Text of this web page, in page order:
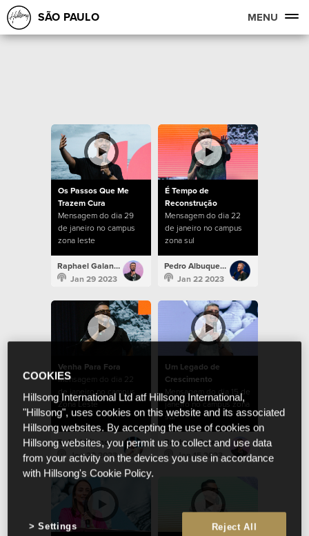
SÃO PAULO MENU
Os Passos Que Me
Trazem Cura
Mensagem do dia 29
de janeiro no campus
zona leste
Raphael Galante
Jan 29 2023
É Tempo de
Reconstrução
Mensagem do dia 22
de janeiro no campus
zona sul
Pedro Albuquerque
Jan 22 2023
Venha Para Fora
Mensagem do dia 22
de janeiro no campus
Zona Leste
Rafael Bitencourt
Jan 22 2023
Um Legado de
Crescimento
Mensagem do dia 15 de
janeiro no campus zona
sul
Raphael Galante
Jan 15 2023
COOKIES
Hillsong International Ltd atf Hillsong International,
"Hillsong", uses cookies on this website and its associated
Hillsong websites. By accepting the use of cookies on
Hillsong websites, you permit us to collect and use data
from your activity on the devices you use in accordance
with Hillsong's Cookie Policy.
Reject All
Settings